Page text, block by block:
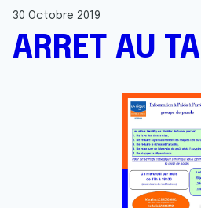
30 Octobre 2019
ARRET AU